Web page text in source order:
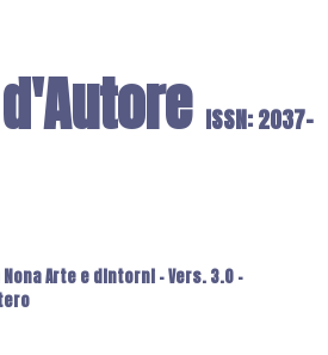
ISSN: 2037-
Arte e dintorni - Vers. 3.0 -